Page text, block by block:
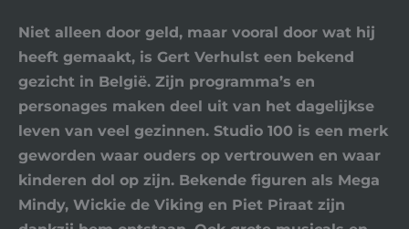
Niet alleen door geld, maar vooral door wat hij
heeft gemaakt, is Gert Verhulst een bekend
gezicht in België. Zijn programma’s en
personages maken deel uit van het dagelijkse
leven van veel gezinnen. Studio 100 is een merk
geworden waar ouders op vertrouwen en waar
kinderen dol op zijn. Bekende figuren als Mega
Mindy, Wickie de Viking en Piet Piraat zijn